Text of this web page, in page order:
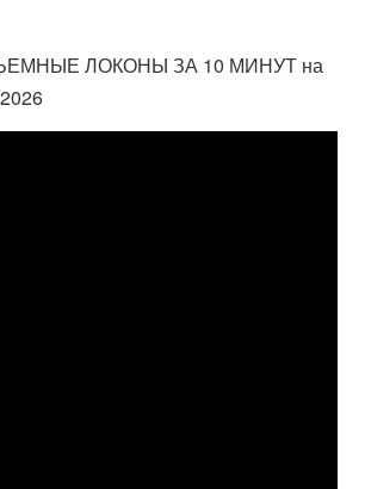
ЛОКОНЫ ЗА 10 МИНУТ на